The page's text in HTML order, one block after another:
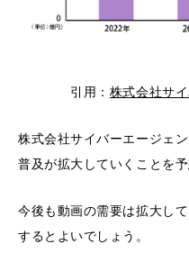
引用： 株式会社サ
株式会社サイバーエージェ
普及が拡大していくことを予
今後も動画の需要は拡大し
するとよいでしょう。